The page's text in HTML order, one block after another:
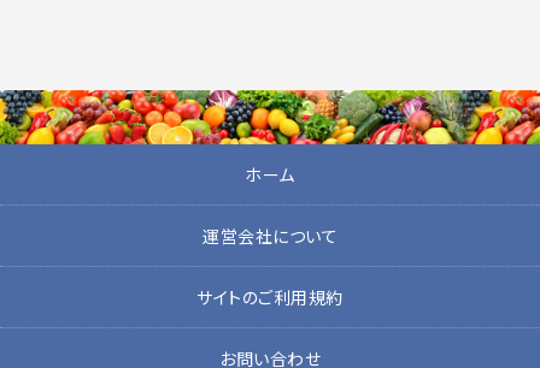
ホーム
運営会社について
サイトのご利用規約
お問い合わせ